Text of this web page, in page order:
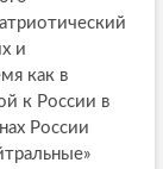
и
как в
к России в
России